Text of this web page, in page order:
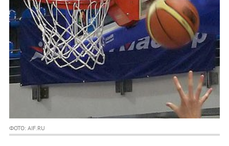
ФОТО: AIF.RU